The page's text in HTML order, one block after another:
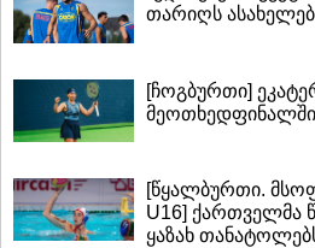
თარიღს
[ჩოგბურთი]
[წყალბურთი.
U16] ქართველმა
ყაზახ